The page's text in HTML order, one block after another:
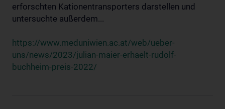
erforschten Kationentransporters darstellen und
untersuchte außerdem...
https://www.meduniwien.ac.at/web/ueber-
uns/news/2023/julian-maier-erhaelt-rudolf-
buchheim-preis-2022/